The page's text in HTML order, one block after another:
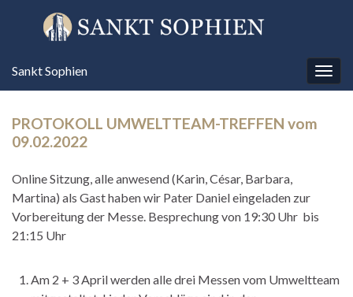
Sankt Sophien
PROTOKOLL UMWELTTEAM-TREFFEN vom
09.02.2022
Online Sitzung, alle anwesend (Karin, César, Barbara,
Martina) als Gast haben wir Pater Daniel eingeladen zur
Vorbereitung der Messe. Besprechung von 19:30 Uhr bis
21:15 Uhr
Am 2 + 3 April werden alle drei Messen vom Umweltteam